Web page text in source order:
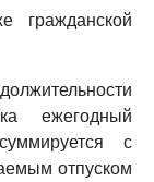
гражданской
ежегодный
с
отпуском